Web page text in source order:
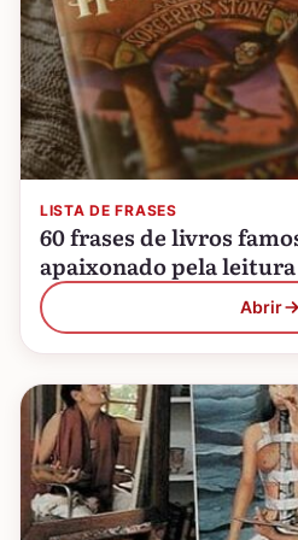
LISTA DE FRASES
60 frases de livros
apaixonado pela leitura
Abrir